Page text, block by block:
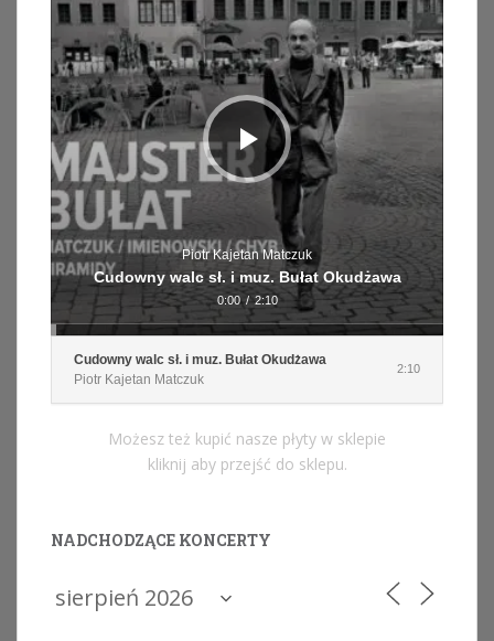
Piotr Kajetan Matczuk
Cudowny walc sł. i muz. Bułat Okudżawa
0:00 / 2:10
Cudowny walc sł. i muz. Bułat Okudżawa
Piotr Kajetan Matczuk
2:10
Możesz też kupić nasze płyty w sklepie
kliknij aby przejść do sklepu.
NADCHODZĄCE KONCERTY